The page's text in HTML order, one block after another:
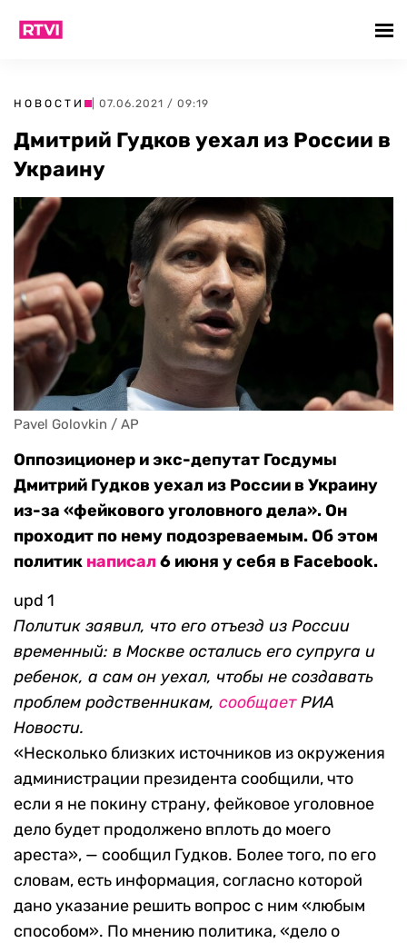
НОВОСТИ | 07.06.2021 / 09:19
Дмитрий Гудков уехал из России в
Украину
Pavel Golovkin / AP
Оппозиционер и экс-депутат Госдумы
Дмитрий Гудков уехал из России в Украину
из-за «фейкового уголовного дела». Он
проходит по нему подозреваемым. Об этом
политик написал6 июня у себя в Facebook.
upd 1
Политик заявил, что его отъезд из России
временный: в Москве остались его супруга и
ребенок, а сам он уехал, чтобы не создавать
проблем родственникам, сообщает РИА
Новости.
«Несколько близких источников из окружения
администрации президента сообщили, что
если я не покину страну, фейковое уголовное
дело будет продолжено вплоть до моего
ареста», — сообщил Гудков. Более того, по его
словам, есть информация, согласно которой
дано указание решить вопрос с ним «любым
способом». По мнению политика, «дело о